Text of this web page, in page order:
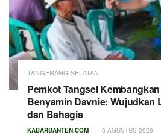
TANGERANG SELATAN
Pemkot Tangsel
Benyamin Davnie: Wujudkan
dan Bahagia
KABARBANTEN.COM 6 AGUSTUS 2026